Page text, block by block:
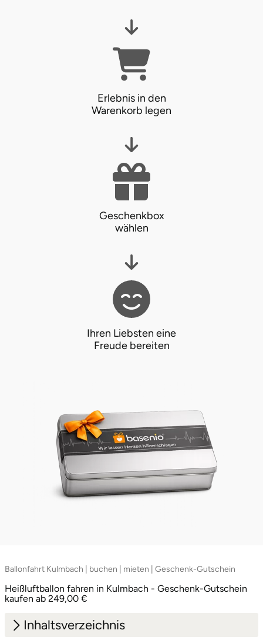
Erlebnis in den
Warenkorb legen
Geschenkbox
wählen
Ihren Liebsten eine
Freude bereiten
Ballonfahrt Kulmbach | buchen | mieten | Geschenk-Gutschein
Heißluftballon fahren in Kulmbach - Geschenk-Gutschein
kaufen ab 249,00 €
Inhaltsverzeichnis